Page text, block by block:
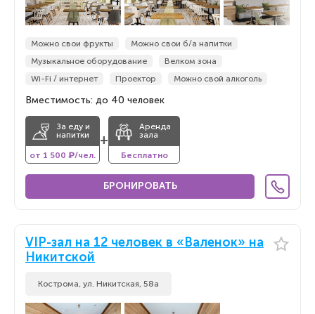
Можно свои фрукты
Можно свои б/а напитки
Музыкальное оборудование
Велком зона
Wi-Fi / интернет
Проектор Можно свой алкоголь
Вместимость: до 40 человек
За еду и
напитки
от 1 500 ₽/чел.
+
Аренда
зала
Бесплатно
БРОНИРОВАТЬ
VIP-зал на 12 человек в «Валенок» на
Никитской
Кострома, ул. Никитская, 58а